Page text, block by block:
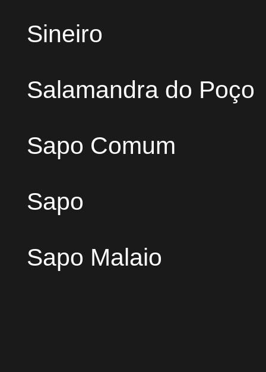
Sineiro
Salamandra do Poço
Sapo Comum
Sapo
Sapo Malaio